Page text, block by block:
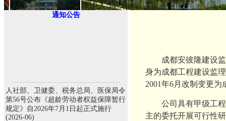
通知公告
人社部、卫健委、税务总局、医保局令
第56号公布《超龄劳动者权益保障暂行
规定》自2026年7月1日起正式施行
(2026-06)
成都安彼隆建设监
身为成都工程建设监
2001年6月改制变更
公司具有甲级工程
主的委托开展可行性